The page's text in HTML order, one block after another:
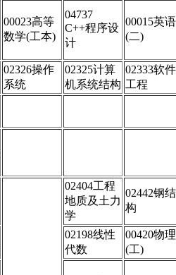
00023高等
数学(工本)
04737
C++程序设
计
00015英语
(二)
02326操作
系统
02325计算
机系统结构
02333软件
工程
02404工程
地质及土力
学
02442钢结
构
02198线性
代数
00420物理
(工)